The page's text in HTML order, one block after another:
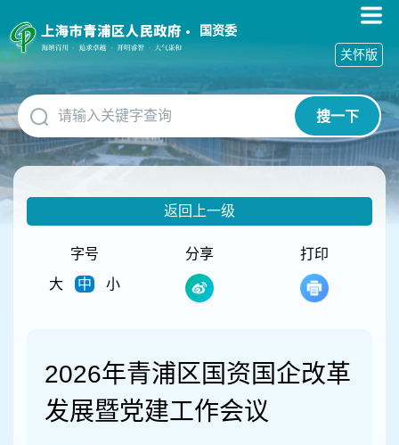
障
碍
作
说
明
跳
到
网
国资委
搜一下
关怀版
返回上一级
字号
大
中 小
分享 打印
2026年青浦区国资国企改革
发展暨党建工作会议